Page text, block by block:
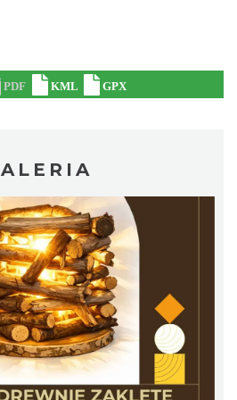
w Gminie Brenna
2026-06-29